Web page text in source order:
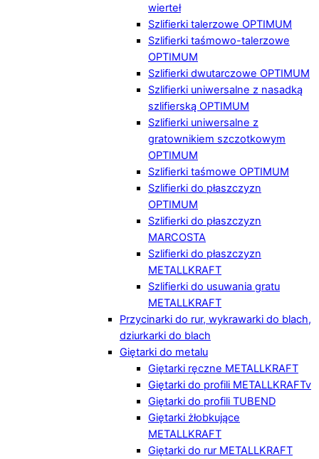
wierteł
Szlifierki talerzowe OPTIMUM
Szlifierki taśmowo-talerzowe
OPTIMUM
Szlifierki dwutarczowe OPTIMUM
Szlifierki uniwersalne z nasadką
szlifierską OPTIMUM
Szlifierki uniwersalne z
gratownikiem szczotkowym
OPTIMUM
Szlifierki taśmowe OPTIMUM
Szlifierki do płaszczyzn
OPTIMUM
Szlifierki do płaszczyzn
MARCOSTA
Szlifierki do płaszczyzn
METALLKRAFT
Szlifierki do usuwania gratu
METALLKRAFT
Przycinarki do rur, wykrawarki do blach,
dziurkarki do blach
Giętarki do metalu
Giętarki ręczne METALLKRAFT
Giętarki do profili METALLKRAFTv
Giętarki do profili TUBEND
Giętarki żłobkujące
METALLKRAFT
Giętarki do rur METALLKRAFT